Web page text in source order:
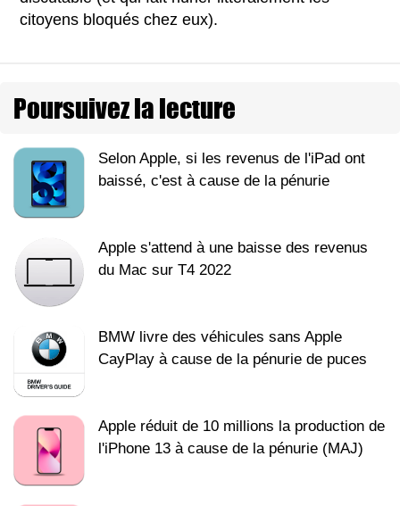
citoyens bloqués chez eux).
Poursuivez la lecture
Selon Apple, si les revenus de l'iPad ont
baissé, c'est à cause de la pénurie
Apple s'attend à une baisse des revenus
du Mac sur T4 2022
BMW livre des véhicules sans Apple
CayPlay à cause de la pénurie de puces
Apple réduit de 10 millions la production de
l'iPhone 13 à cause de la pénurie (MAJ)